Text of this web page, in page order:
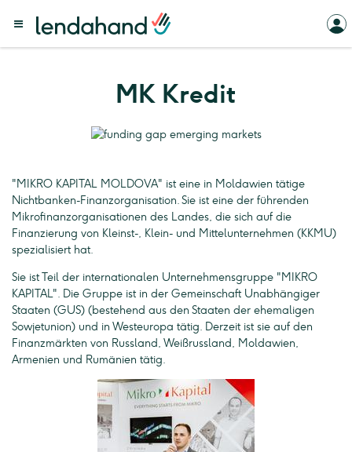
MK Kredit
"MIKRO KAPITAL MOLDOVA" ist eine in Moldawien tätige
Nichtbanken-Finanzorganisation. Sie ist eine der führenden
Mikrofinanzorganisationen des Landes, die sich auf die
Finanzierung von Kleinst-, Klein- und Mittelunternehmen (KKMU)
spezialisiert hat.
Sie ist Teil der internationalen Unternehmensgruppe "MIKRO
KAPITAL". Die Gruppe ist in der Gemeinschaft Unabhängiger
Staaten (GUS) (bestehend aus den Staaten der ehemaligen
Sowjetunion) und in Westeuropa tätig. Derzeit ist sie auf den
Finanzmärkten von Russland, Weißrussland, Moldawien,
Armenien und Rumänien tätig.